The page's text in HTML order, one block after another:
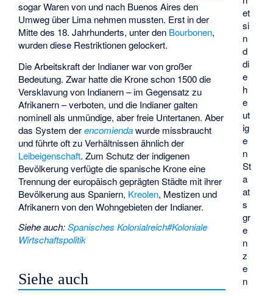
et
si
n
d
di
e
h
e
ut
ig
e
n
St
a
at
s
gr
e
n
z
e
n
sogar Waren von und nach Buenos Aires den
Umweg über Lima nehmen mussten. Erst in der
Mitte des 18. Jahrhunderts, unter den Bourbonen,
wurden diese Restriktionen gelockert.
Die Arbeitskraft der Indianer war von großer
Bedeutung. Zwar hatte die Krone schon 1500 die
Versklavung von Indianern – im Gegensatz zu
Afrikanern – verboten, und die Indianer galten
nominell als unmündige, aber freie Untertanen. Aber
das System derencomiendawurde missbraucht
und führte oft zu Verhältnissen ähnlich der
Leibeigenschaft. Zum Schutz der indigenen
Bevölkerung verfügte die spanische Krone eine
Trennung der europäisch geprägten Städte mit ihrer
Bevölkerung aus Spaniern, Kreolen, Mestizen und
Afrikanern von den Wohngebieten der Indianer.
Siehe auch:Spanisches Kolonialreich#Koloniale
Wirtschaftspolitik
Siehe auch